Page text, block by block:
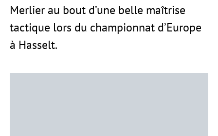
Merlier au bout d’une belle maîtrise
tactique lors du championnat d’Europe
à Hasselt.